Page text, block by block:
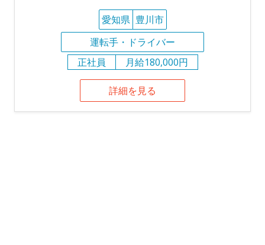
愛知県 豊川市
運転手・ドライバー
正社員
月給180,000円
詳細を見る